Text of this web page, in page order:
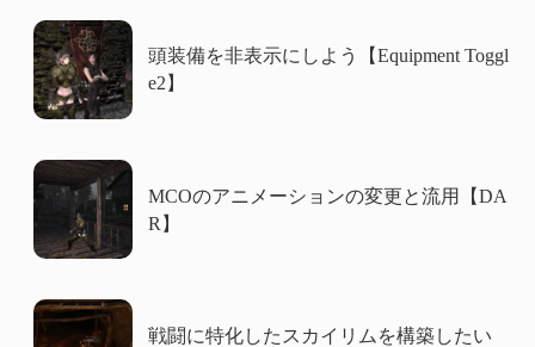
頭装備を非表示にしよう【Equipment Toggl
e2】
MCOのアニメーションの変更と流用【DA
R】
戦闘に特化したスカイリムを構築したい